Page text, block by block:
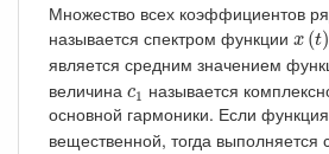
Множество всех коэффициентов
называется спектром функции x (t)
x(t)
является средним значением
величина c1
c1 называется
основной гармоники. Если функция
вещественной, тогда